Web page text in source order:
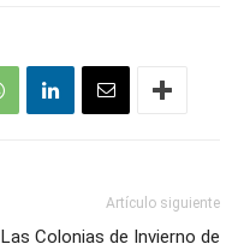
Artículo siguiente
Las Colonias de Invierno de